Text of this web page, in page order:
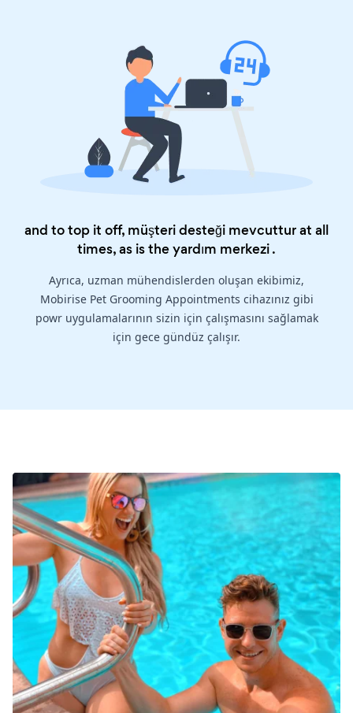
and to top it off, müşteri desteği mevcuttur at all
times, as is theyardım merkezi.
Ayrıca, uzman mühendislerden oluşan ekibimiz,
Mobirise Pet Grooming Appointments cihazınız gibi
powr uygulamalarının sizin için çalışmasını sağlamak
için gece gündüz çalışır.